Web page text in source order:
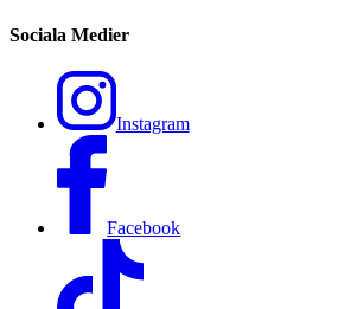
Sociala Medier
Instagram
Facebook